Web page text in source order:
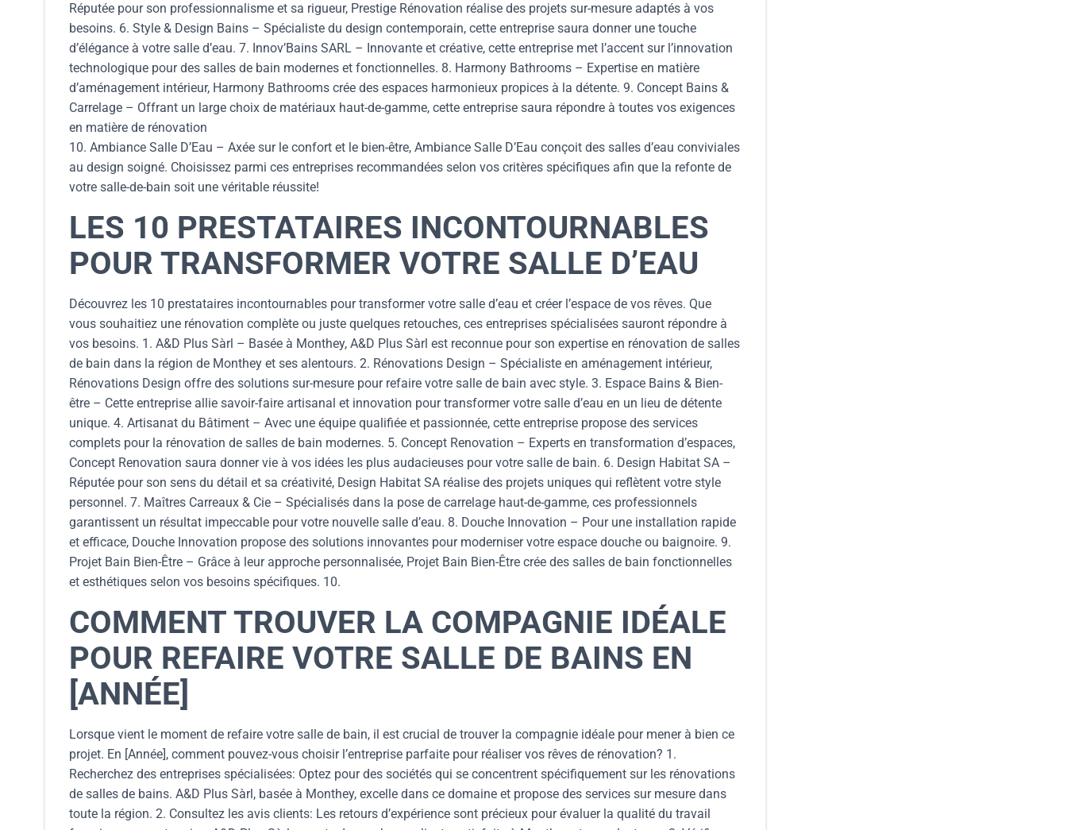
Réputée pour son professionnalisme et sa rigueur, Prestige Rénovation réalise des projets sur-mesure adaptés à vos
besoins. 6. Style & Design Bains – Spécialiste du design contemporain, cette entreprise saura donner une touche
d’élégance à votre salle d’eau. 7. Innov’Bains SARL – Innovante et créative, cette entreprise met l’accent sur l’innovation
technologique pour des salles de bain modernes et fonctionnelles. 8. Harmony Bathrooms – Expertise en matière
d’aménagement intérieur, Harmony Bathrooms crée des espaces harmonieux propices à la détente. 9. Concept Bains &
Carrelage – Offrant un large choix de matériaux haut-de-gamme, cette entreprise saura répondre à toutes vos exigences
en matière de rénovation
10. Ambiance Salle D’Eau – Axée sur le confort et le bien-être, Ambiance Salle D’Eau conçoit des salles d’eau conviviales
au design soigné. Choisissez parmi ces entreprises recommandées selon vos critères spécifiques afin que la refonte de
votre salle-de-bain soit une véritable réussite!
LES 10 PRESTATAIRES INCONTOURNABLES
POUR TRANSFORMER VOTRE SALLE D’EAU
Découvrez les 10 prestataires incontournables pour transformer votre salle d’eau et créer l’espace de vos rêves. Que
vous souhaitiez une rénovation complète ou juste quelques retouches, ces entreprises spécialisées sauront répondre à
vos besoins. 1. A&D Plus Sàrl – Basée à Monthey, A&D Plus Sàrl est reconnue pour son expertise en rénovation de salles
de bain dans la région de Monthey et ses alentours. 2. Rénovations Design – Spécialiste en aménagement intérieur,
Rénovations Design offre des solutions sur-mesure pour refaire votre salle de bain avec style. 3. Espace Bains & Bien-
être – Cette entreprise allie savoir-faire artisanal et innovation pour transformer votre salle d’eau en un lieu de détente
unique. 4. Artisanat du Bâtiment – Avec une équipe qualifiée et passionnée, cette entreprise propose des services
complets pour la rénovation de salles de bain modernes. 5. Concept Renovation – Experts en transformation d’espaces,
Concept Renovation saura donner vie à vos idées les plus audacieuses pour votre salle de bain. 6. Design Habitat SA –
Réputée pour son sens du détail et sa créativité, Design Habitat SA réalise des projets uniques qui reflètent votre style
personnel. 7. Maîtres Carreaux & Cie – Spécialisés dans la pose de carrelage haut-de-gamme, ces professionnels
garantissent un résultat impeccable pour votre nouvelle salle d’eau. 8. Douche Innovation – Pour une installation rapide
et efficace, Douche Innovation propose des solutions innovantes pour moderniser votre espace douche ou baignoire. 9.
Projet Bain Bien-Être – Grâce à leur approche personnalisée, Projet Bain Bien-Être crée des salles de bain fonctionnelles
et esthétiques selon vos besoins spécifiques. 10.
COMMENT TROUVER LA COMPAGNIE IDÉALE
POUR REFAIRE VOTRE SALLE DE BAINS EN
[ANNÉE]
Lorsque vient le moment de refaire votre salle de bain, il est crucial de trouver la compagnie idéale pour mener à bien ce
projet. En [Année], comment pouvez-vous choisir l’entreprise parfaite pour réaliser vos rêves de rénovation? 1.
Recherchez des entreprises spécialisées: Optez pour des sociétés qui se concentrent spécifiquement sur les rénovations
de salles de bains. A&D Plus Sàrl, basée à Monthey, excelle dans ce domaine et propose des services sur mesure dans
toute la région. 2. Consultez les avis clients: Les retours d’expérience sont précieux pour évaluer la qualité du travail